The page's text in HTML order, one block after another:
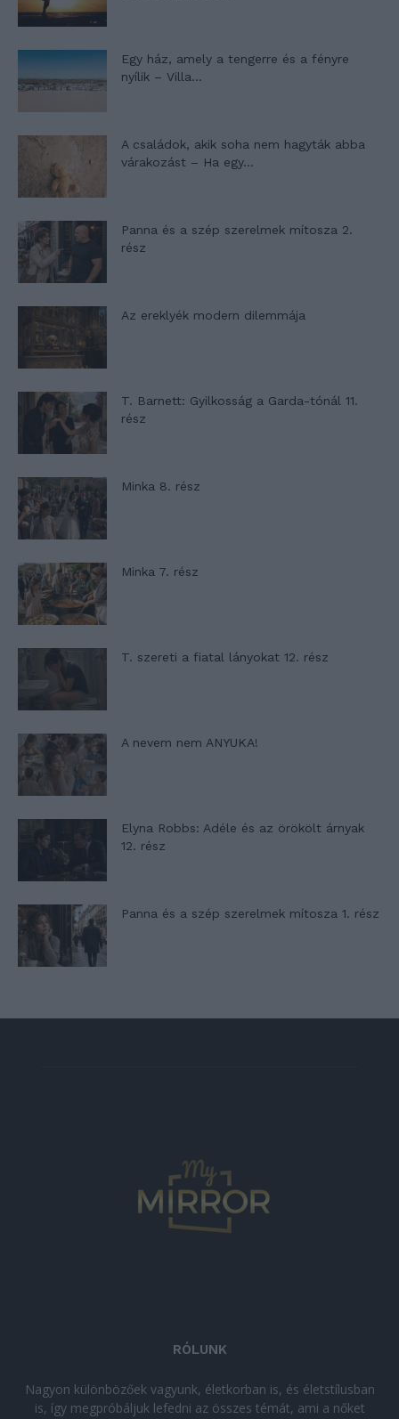
Egy ház, amely a tengerre és a fényre
nyílik – Villa...
A családok, akik soha nem hagyták abba
várakozást – Ha egy...
Panna és a szép szerelmek mítosza 2.
rész
Az ereklyék modern dilemmája
T. Barnett: Gyilkosság a Garda-tónál 11.
rész
Minka 8. rész
Minka 7. rész
T. szereti a fiatal lányokat 12. rész
A nevem nem ANYUKA!
Elyna Robbs: Adéle és az örökölt árnyak
12. rész
Panna és a szép szerelmek mítosza 1. rész
RÓLUNK
Nagyon különbözőek vagyunk, életkorban is, és életstílusban
is, így megpróbáljuk lefedni az összes témát, ami a nőket